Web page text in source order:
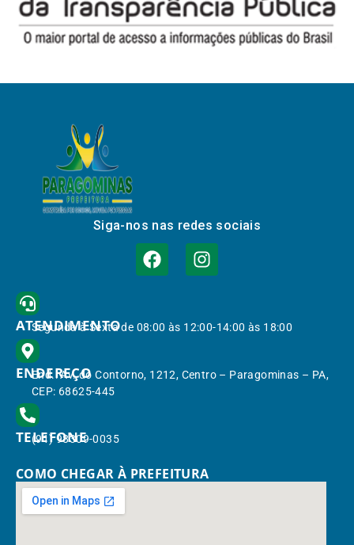
Siga-nos nas redes sociais
ATENDIMENTO
Segunda à Sexta de 08:00 às 12:00-14:00 às 18:00
ENDEREÇO
End.: Av. do Contorno, 1212, Centro – Paragominas – PA,
CEP: 68625-445
TELEFONE
(91) 98309-0035
COMO CHEGAR À PREFEITURA